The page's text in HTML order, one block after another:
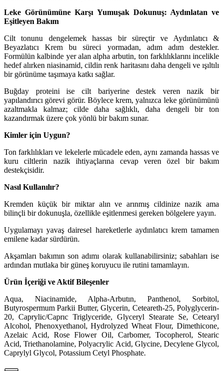
Leke Görünümüne Karşı Yumuşak Dokunuş: Aydınlatan ve
Eşitleyen Bakım
Cilt tonunu dengelemek hassas bir süreçtir ve Aydınlatıcı &
Beyazlatıcı Krem bu süreci yormadan, adım adım destekler.
Formülün kalbinde yer alan alpha arbutin, ton farklılıklarını incelikle
hedef alırken niasinamid, cildin renk haritasını daha dengeli ve ışıltılı
bir görünüme taşımaya katkı sağlar.
Buğday proteini ise cilt bariyerine destek veren nazik bir
yapılandırıcı görevi görür. Böylece krem, yalnızca leke görünümünü
azaltmakla kalmaz; cilde daha sağlıklı, daha dengeli bir ton
kazandırmak üzere çok yönlü bir bakım sunar.
Kimler için Uygun?
Ton farklılıkları ve lekelerle mücadele eden, aynı zamanda hassas ve
kuru ciltlerin nazik ihtiyaçlarına cevap veren özel bir bakım
destekçisidir.
Nasıl Kullanılır?
Kremden küçük bir miktar alın ve arınmış cildinize nazik ama
bilinçli bir dokunuşla, özellikle eşitlenmesi gereken bölgelere yayın.
Uygulamayı yavaş dairesel hareketlerle aydınlatıcı krem tamamen
emilene kadar sürdürün.
Akşamları bakımın son adımı olarak kullanabilirsiniz; sabahları ise
ardından mutlaka bir güneş koruyucu ile rutini tamamlayın.
Ürün İçeriği ve Aktif Bileşenler
Aqua, Niacinamide, Alpha-Arbutın, Panthenol, Sorbitol,
Butyrospermum Parkii Butter, Glycerin, Ceteareth-25, Polyglycerin-
20, Caprylic/Caprıc Triglyceride, Glyceryl Stearate Se, Cetearyl
Alcohol, Phenoxyethanol, Hydrolyzed Wheat Flour, Dimethicone,
Azelaic Acid, Rose Flower Oil, Carbomer, Tocopherol, Stearic
Acid, Triethanolamine, Polyacrylic Acid, Glycine, Decylene Glycol,
Caprylyl Glycol, Potassium Cetyl Phosphate.